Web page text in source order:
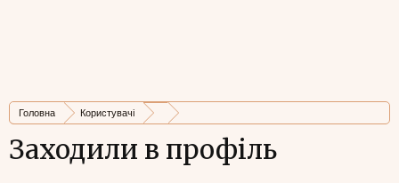
Головна Користувачі
Заходили в профіль